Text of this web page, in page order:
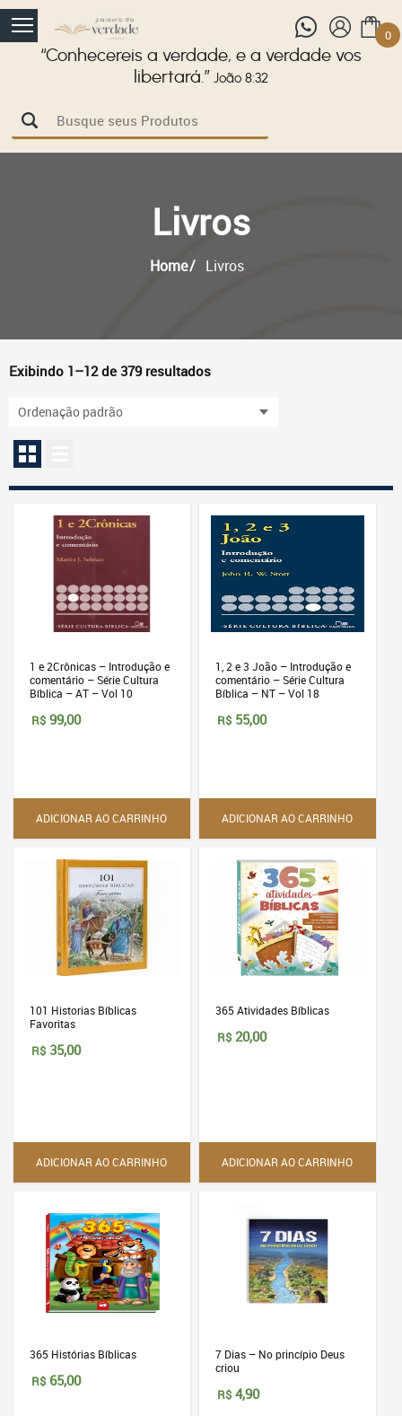
“Conhecereis a verdade, e a verdade vos
libertará.” João 8:32
0
Livros
Home Livros
Exibindo 1–12 de 379 resultados
1 e 2Crônicas – Introdução e
comentário – Série Cultura
Bíblica – AT – Vol 10
R$ 99,00
ADICIONAR AO CARRINHO
1, 2 e 3 João – Introdução e
comentário – Série Cultura
Bíblica – NT – Vol 18
R$ 55,00
ADICIONAR AO CARRINHO
101 Historias Bíblicas
Favoritas
R$ 35,00
ADICIONAR AO CARRINHO
365 Atividades Bíblicas
R$ 20,00
ADICIONAR AO CARRINHO
365 Histórias Bíblicas
R$ 65,00
7 Dias – No princípio Deus
criou
R$ 4,90